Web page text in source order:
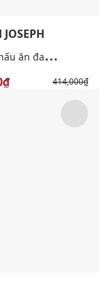
JOSEPH
M
uỗng nấu ăn đa năng 5 trong 1 Uni-Tool™
414,000₫